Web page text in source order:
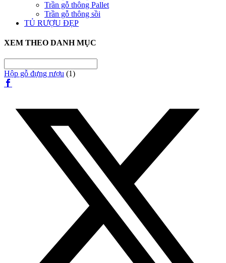
Trần gỗ thông Pallet
Trần gỗ thông sồi
TỦ RƯỢU ĐẸP
XEM THEO DANH MỤC
Hộp gỗ đựng rượu (1)